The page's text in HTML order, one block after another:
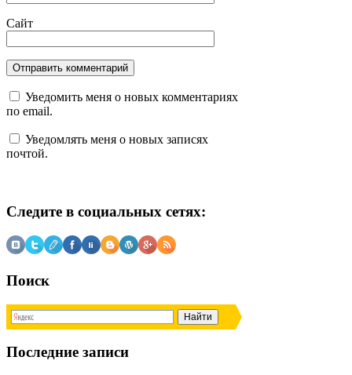
Сайт
Уведомить меня о новых комментариях
по email.
Уведомлять меня о новых записях
почтой.
Следите в социальных сетях:
Поиск
Последние записи